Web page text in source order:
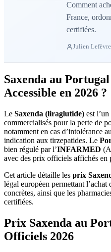
Comment
France,
certifiées.
Julien Lefèvre
Saxenda au
Accessible en 2026 ?
Le Saxenda (liraglutide) est
commercialisés pour la perte de
notamment en cas d’intolérance
indication aux tirzepatides. Le
bien régulé par l’INFARMED
avec des prix officiels affichés en
Cet article détaille les prix
légal européen permettant
concrètes, ainsi que les
certifiées.
Prix Saxenda au
Officiels 2026